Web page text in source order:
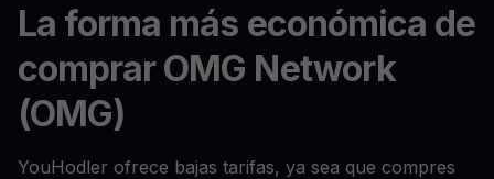
La forma más económica de
comprar OMG Network
(OMG)
YouHodler ofrece bajas tarifas, ya sea que compres